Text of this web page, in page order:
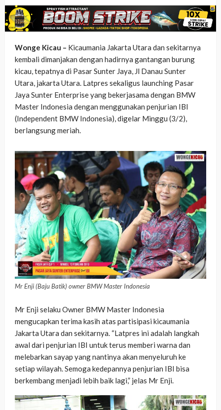
Wonge Kicau – Kicaumania Jakarta Utara dan sekitarnya
kembali dimanjakan dengan hadirnya gantangan burung
kicau, tepatnya di Pasar Sunter Jaya, Jl Danau Sunter
Utara, jakarta Utara. Latpres sekaligus launching Pasar
Jaya Sunter Enterprise yang bekerjasama dengan BMW
Master Indonesia dengan menggunakan penjurian IBI
(Independent BMW Indonesia), digelar Minggu (3/2),
berlangsung meriah.
Mr Enji (Baju Batik) owner BMW Master Indonesia
Mr Enji selaku Owner BMW Master Indonesia
mengucapkan terima kasih atas partisipasi kicaumania
Jakarta Utara dan sekitarnya. “Latpres ini adalah langkah
awal dari penjurian IBI untuk terus memberi warna dan
melebarkan sayap yang nantinya akan menyeluruh ke
setiap wilayah. Semoga kedepannya penjurian IBI bisa
berkembang menjadi lebih baik lagi,” jelas Mr Enji.